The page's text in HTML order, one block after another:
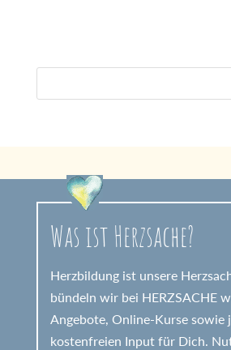
Was ist Herzsache?
Herzbildung ist unsere
bündeln wir bei HERZSACHE
Angebote, Online-Kurse sowie
kostenfreien Input für Dich.